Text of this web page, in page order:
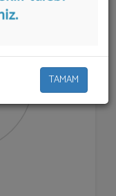
TAMAM